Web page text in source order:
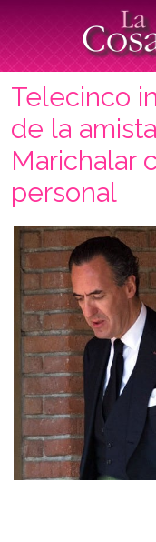
Telecinco
de la
Marichalar
personal